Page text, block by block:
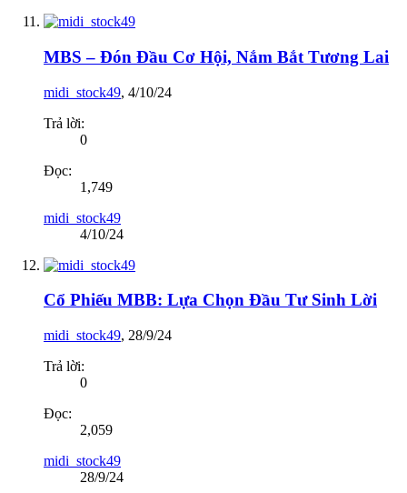
MBS – Đón Đầu Cơ Hội, Nắm Bắt Tương Lai
midi_stock49, 4/10/24
Trả lời:
0
Đọc:
1,749
midi_stock49
4/10/24
Cổ Phiếu MBB: Lựa Chọn Đầu Tư Sinh Lời
midi_stock49, 28/9/24
Trả lời:
0
Đọc:
2,059
midi_stock49
28/9/24